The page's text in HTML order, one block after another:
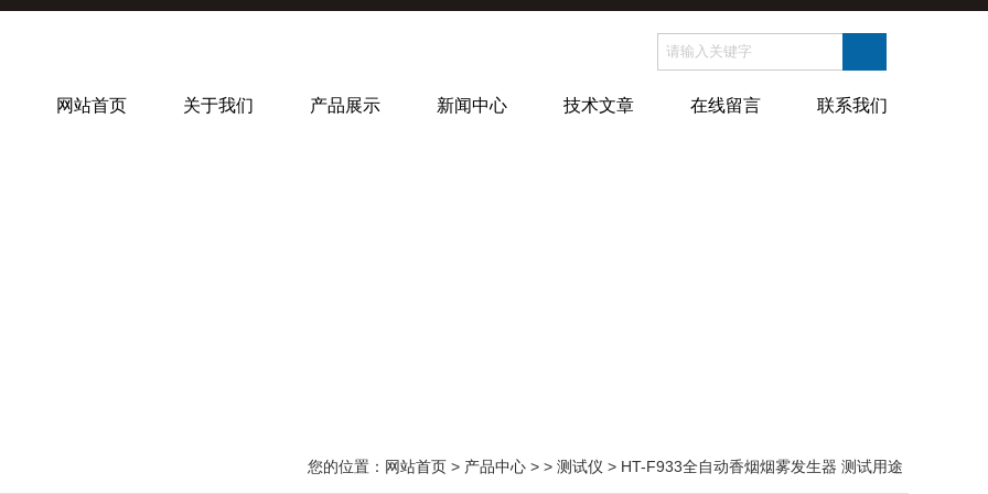
网站首页 关于我们 产品展示 新闻中心 技术文章 在线留言 联系我们
您的位置： 网站首页 > 产品中心 > > 测试仪 > HT-F933全自动香烟烟雾发生器 测试用途